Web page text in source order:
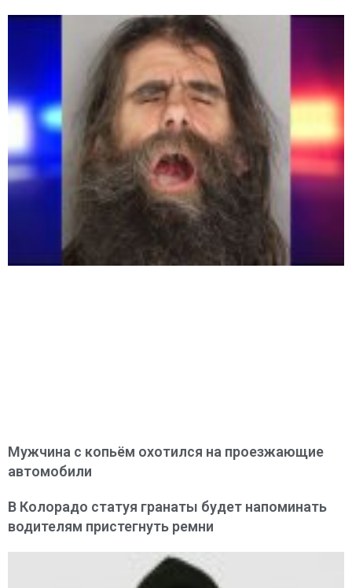
Мужчина с копьём охотился на проезжающие
автомобили
В Колорадо статуя гранаты будет напоминать
водителям пристегнуть ремни